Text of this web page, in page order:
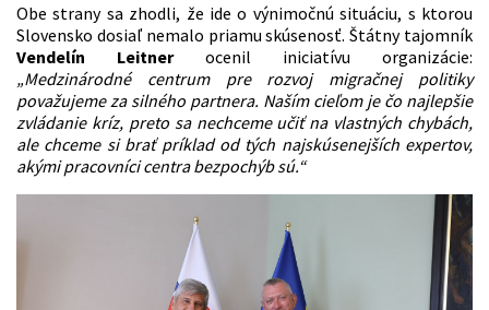
Obe strany sa zhodli, že ide o výnimočnú situáciu, s ktorou
Slovensko dosiaľ nemalo priamu skúsenosť. Štátny tajomník
Vendelín Leitnerocenil iniciatívu organizácie:
„Medzinárodné centrum pre rozvoj migračnej politiky
považujeme za silného partnera. Naším cieľom je čo najlepšie
zvládanie kríz, preto sa nechceme učiť na vlastných chybách,
ale chceme si brať príklad od tých najskúsenejších expertov,
akými pracovníci centra bezpochýb sú.“